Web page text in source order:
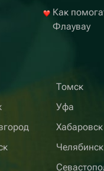
Как
Флаувау
Томск
Уфа
Хабаровск
Челябинск